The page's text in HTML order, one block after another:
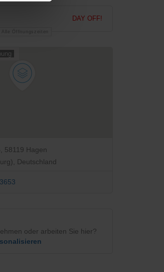
DAY OFF!
Alle Öffnungszeiten
58119 Hagen
Deutschland
oder arbeiten Sie hier?